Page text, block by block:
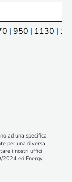
| 950 | 1130 |
ad una specifica
per una diversa
i nostri uffici
2024 ed Energy